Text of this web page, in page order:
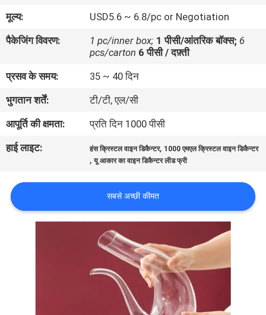
कारखाना
भ्रमण
गुणवत्ता
नियंत्रण
संपर्क
ब्लॉग
मूल्य:
USD5.6 ~ 6.8/pc or Negotiation
पैकेजिंग विवरण:
1 pc/inner box; 1 पीसी/आंतरिक बॉक्स; 6
pcs/carton 6 पीसी / दफ़्ती
प्रसव के समय:
35 ~ 40 दिन
भुगतान शर्तें:
टी/टी, एल/सी
आपूर्ति की क्षमता:
प्रति दिन 1000 पीसी
हाई लाइट:
हंस क्रिस्टल वाइन डिकैन्टर, 1000 एमएल क्रिस्टल वाइन डिकैन्टर
,यू आकार का वाइन डिकैन्टर लीड फ्री
सबसे अच्छी कीमत